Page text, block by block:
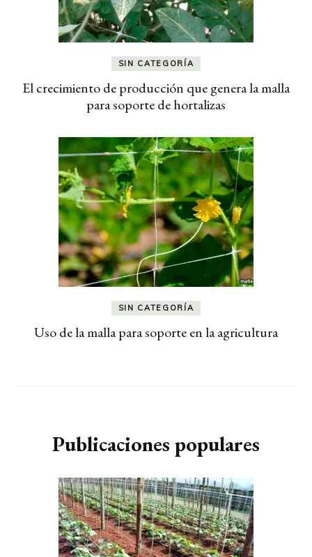
SIN CATEGORÍA
El crecimiento de producción que genera la malla
para soporte de hortalizas
SIN CATEGORÍA
Uso de la malla para soporte en la agricultura
Publicaciones populares